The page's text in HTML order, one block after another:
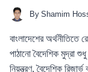
By Shamim
বাংলাদেশের অর্থনীতিতে
পাঠানো বৈদেশিক মুদ্রা
নিয়ন্ত্রণ, বৈদেশিক